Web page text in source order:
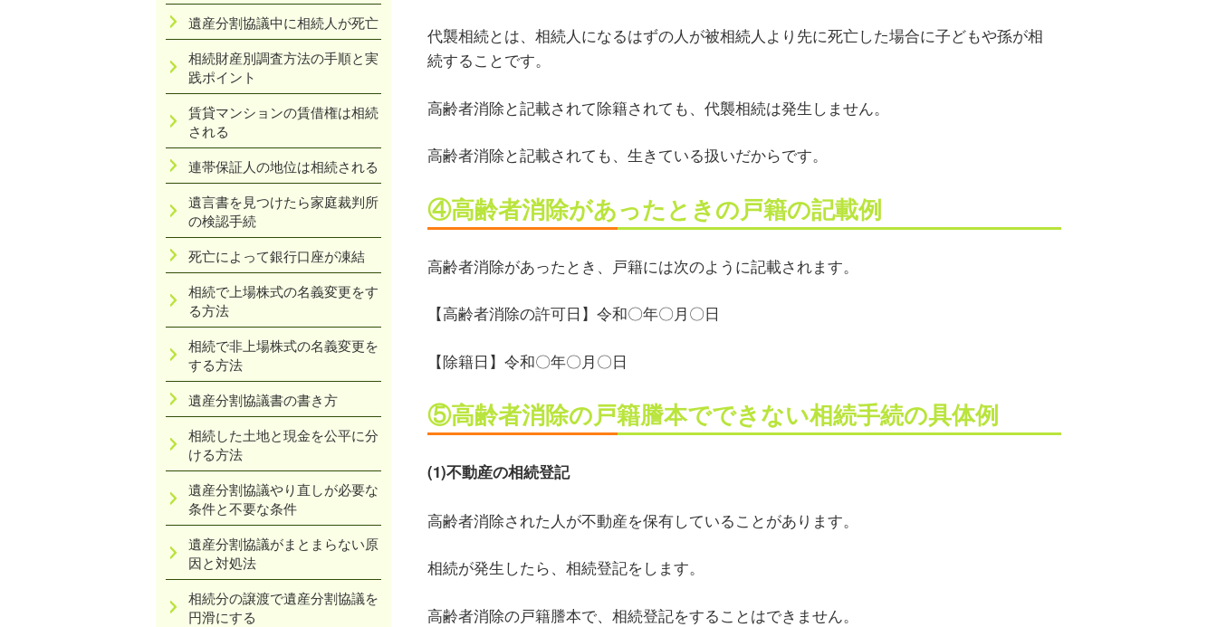
代襲相続とは、相続人になるはずの人が被相続人より先に死亡した場合に子どもや孫が相
続することです。
高齢者消除と記載されて除籍されても、代襲相続は発生しません。
高齢者消除と記載されても、生きている扱いだからです。
④高齢者消除があったときの戸籍の記載例
高齢者消除があったとき、戸籍には次のように記載されます。
【高齢者消除の許可日】令和〇年〇月〇日
【除籍日】令和〇年〇月〇日
⑤高齢者消除の戸籍謄本でできない相続手続の具体例
(1)不動産の相続登記
高齢者消除された人が不動産を保有していることがあります。
相続が発生したら、相続登記をします。
高齢者消除の戸籍謄本で、相続登記をすることはできません。
遺産分割協議中に相続人が死亡
相続財産別調査方法の手順と実
践ポイント
賃貸マンションの賃借権は相続
される
連帯保証人の地位は相続される
遺言書を見つけたら家庭裁判所
の検認手続
死亡によって銀行口座が凍結
相続で上場株式の名義変更をす
る方法
相続で非上場株式の名義変更を
する方法
遺産分割協議書の書き方
相続した土地と現金を公平に分
ける方法
遺産分割協議やり直しが必要な
条件と不要な条件
遺産分割協議がまとまらない原
因と対処法
相続分の譲渡で遺産分割協議を
円滑にする